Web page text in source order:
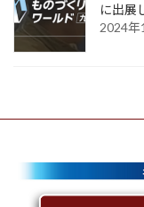
に出展
2024年